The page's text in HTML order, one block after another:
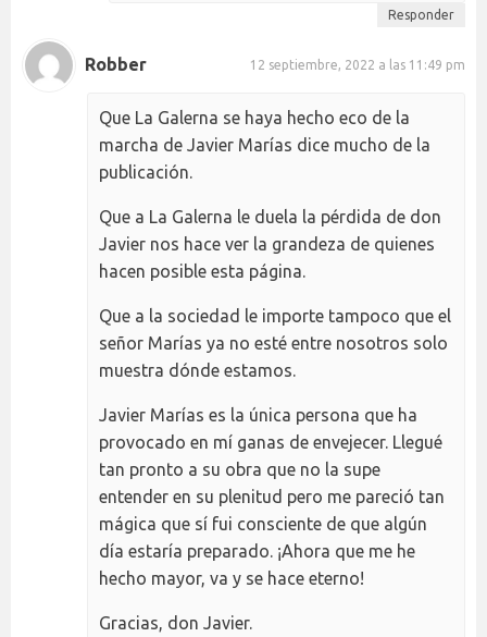
Responder
Robber 12 septiembre, 2022 a las 11:49 pm
Que La Galerna se haya hecho eco de la
marcha de Javier Marías dice mucho de la
publicación.
Que a La Galerna le duela la pérdida de don
Javier nos hace ver la grandeza de quienes
hacen posible esta página.
Que a la sociedad le importe tampoco que el
señor Marías ya no esté entre nosotros solo
muestra dónde estamos.
Javier Marías es la única persona que ha
provocado en mí ganas de envejecer. Llegué
tan pronto a su obra que no la supe
entender en su plenitud pero me pareció tan
mágica que sí fui consciente de que algún
día estaría preparado. ¡Ahora que me he
hecho mayor, va y se hace eterno!
Gracias, don Javier.